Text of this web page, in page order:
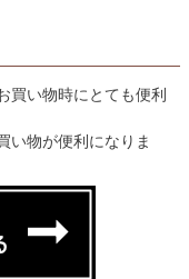
買い物時にとても便利
い物が便利になりま